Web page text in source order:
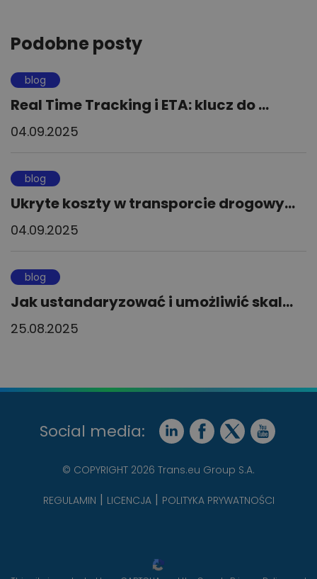
Podobne posty
blog
Real Time Tracking i ETA: klucz do ...
04.09.2025
blog
Ukryte koszty w transporcie drogowy...
04.09.2025
blog
Jak ustandaryzować i umożliwić skal...
25.08.2025
Social media:
© COPYRIGHT 2026 Trans.eu Group S.A.
REGULAMIN LICENCJA POLITYKA PRYWATNOŚCI